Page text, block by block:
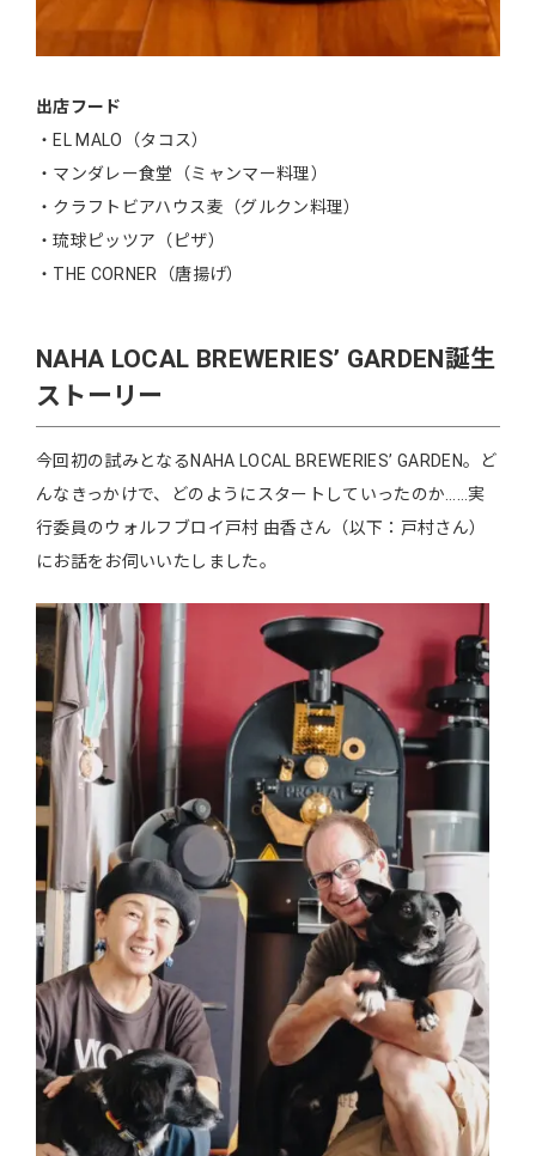
出店フード
・EL MALO（タコス）
・マンダレー食堂（ミャンマー料理）
・クラフトビアハウス麦（グルクン料理）
・琉球ピッツア（ピザ）
・THE CORNER（唐揚げ）
ΝAHA LOCAL BREWERIES’ GARDEN誕生
ストーリー
今回初の試みとなるΝAHA LOCAL BREWERIES’ GARDEN。ど
んなきっかけで、どのようにスタートしていったのか……実
行委員のウォルフブロイ戸村 由香さん（以下：戸村さん）
にお話をお伺いいたしました。